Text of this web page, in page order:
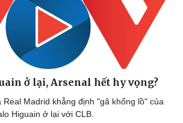
ở lại, Arsenal hết hy vọng?
Real Madrid khẳng định "gã khổng lồ" của
Higuain ở lại với CLB.